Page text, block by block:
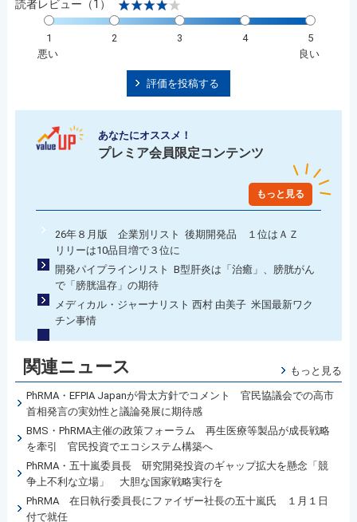
読者レビュー（1）
1 2 3 4
5
悪い
良い
評価を投稿する
あなたにオススメ！
プレミア会員限定コンテンツ
もっと見る
26年８月版 企業別リスト 後期開発品 １位はＡＺ
リリーは10品目増で３位に
開発パイプラインリスト B型肝炎は「治癒」、膀胱がん
で「膀胱温存」の期待
メディカル・ジャーナリスト 西村 由美子 米国最新ワク
チン事情
関連ニュース もっと見る
PhRMA・EFPIA Japanが骨太方針でコメント 官民協議会での高市
首相発言の実効性と議論発展に期待感
BMS・PhRMA主催の政策フォーラム 再生医療等製品が成長戦略
を牽引 官民投資でエコシステム構築へ
PhRMA・五十嵐委員長 研究開発投資のギャップ拡大を懸念「競
争上不利な立場」 大胆な国家戦略実行を
PhRMA 在日執行委員長にファイザー社長の五十嵐氏 １月１日
付で就任